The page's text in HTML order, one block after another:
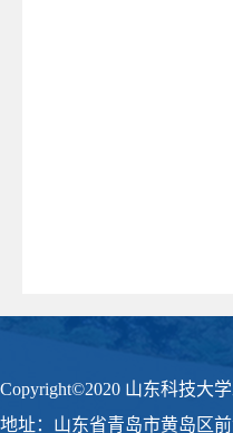
Copyright©2020 山东科技大
地址：山东省青岛市黄岛区前